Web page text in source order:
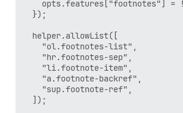
opts.features["footnotes"] =
  });
  helper.allowList([
    "ol.footnotes-list",
    "hr.footnotes-sep",
    "li.footnote-item",
    "a.footnote-backref",
    "sup.footnote-ref",
  ]);